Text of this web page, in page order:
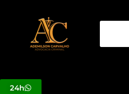
conteúdo
24h